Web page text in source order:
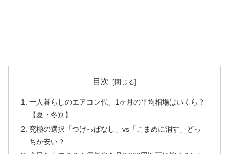
目次
一人暮らしのエアコン代、1ヶ月の平均相場はいくら？
【夏・冬別】
究極の選択「つけっぱなし」vs「こまめに消す」どっ
ちが安い？